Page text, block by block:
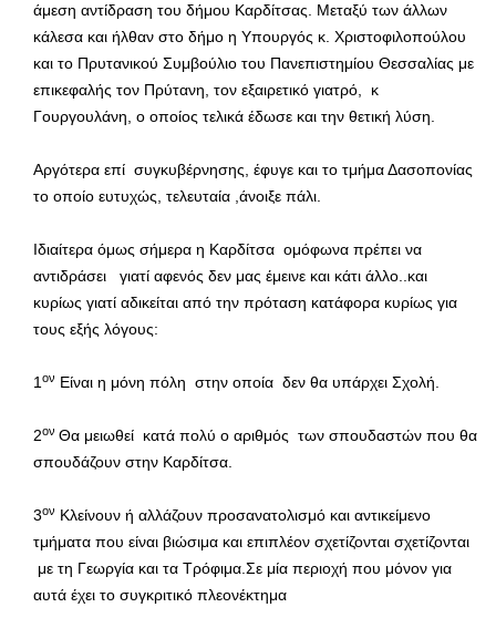
άμεση αντίδραση του δήμου Καρδίτσας. Μεταξύ των άλλων
κάλεσα και ήλθαν στο δήμο η Υπουργός κ. Χριστοφιλοπούλου
και το Πρυτανικού Συμβούλιο του Πανεπιστημίου Θεσσαλίας με
επικεφαλής τον Πρύτανη, τον εξαιρετικό γιατρό, κ
Γουργουλάνη, ο οποίος τελικά έδωσε και την θετική λύση.
Αργότερα επί συγκυβέρνησης, έφυγε και το τμήμα Δασοπονίας
το οποίο ευτυχώς, τελευταία ,άνοιξε πάλι.
Ιδιαίτερα όμως σήμερα η Καρδίτσα ομόφωνα πρέπει να
αντιδράσει γιατί αφενός δεν μας έμεινε και κάτι άλλο..και
κυρίως γιατί αδικείται από την πρόταση κατάφορα κυρίως για
τους εξής λόγους:
1ον Είναι η μόνη πόλη στην οποία δεν θα υπάρχει Σχολή.
2ον Θα μειωθεί κατά πολύ ο αριθμός των σπουδαστών που θα
σπουδάζουν στην Καρδίτσα.
3ον Κλείνουν ή αλλάζουν προσανατολισμό και αντικείμενο
τμήματα που είναι βιώσιμα και επιπλέον σχετίζονται σχετίζονται
με τη Γεωργία και τα Τρόφιμα.Σε μία περιοχή που μόνον για
αυτά έχει το συγκριτικό πλεονέκτημα